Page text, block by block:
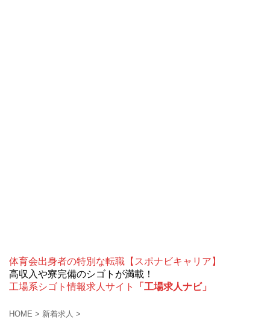
体育会出身者の特別な転職【スポナビキャリア】
高収入や寮完備のシゴトが満載！
工場系シゴト情報求人サイト
「工場求人ナビ」
HOME > 新着求人 >